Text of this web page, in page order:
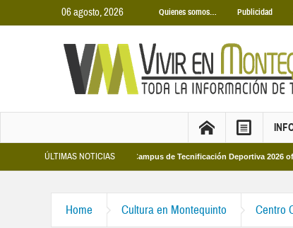
06 agosto, 2026 Quienes somos… Publicidad
ÚLTIMAS NOTICIAS
2026 Los Campus de Tecnificación Deportiva 2026 ofrecen
Home Cultura en Montequinto Centro